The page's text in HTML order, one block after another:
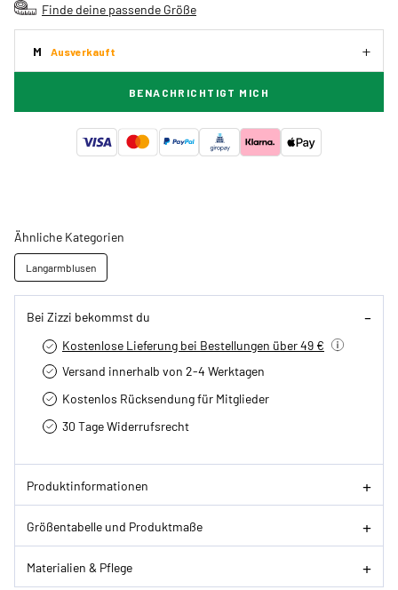
Finde deine passende Größe
M Ausverkauft
BENACHRICHTIGT MICH
Ähnliche Kategorien
Langarmblusen
Bei Zizzi bekommst du
Kostenlose Lieferung bei Bestellungen über 49 €
Versand innerhalb von 2-4 Werktagen
Kostenlos Rücksendung für Mitglieder
30 Tage Widerrufsrecht
Produktinformationen
Größentabelle und Produktmaße
Materialien & Pflege